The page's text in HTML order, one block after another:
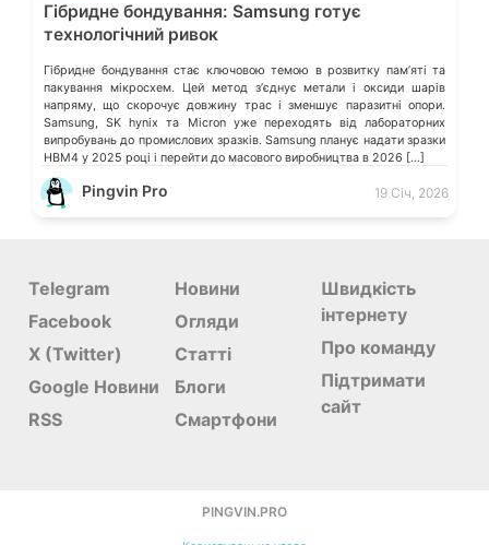
Гібридне бондування: Samsung готує
технологічний ривок
Гібридне бондування стає ключовою темою в розвитку памʼяті та
пакування мікросхем. Цей метод зʼєднує метали і оксиди шарів
напряму, що скорочує довжину трас і зменшує паразитні опори.
Samsung, SK hynix та Micron уже переходять від лабораторних
випробувань до промислових зразків. Samsung планує надати зразки
HBM4 у 2025 році і перейти до масового виробництва в 2026 […]
Pingvin Pro 19 Січ, 2026
Telegram
Facebook
X (Twitter)
Google Новини
RSS
Новини
Огляди
Статті
Блоги
Смартфони
Швидкість
інтернету
Про команду
Підтримати
сайт
PINGVIN.PRO